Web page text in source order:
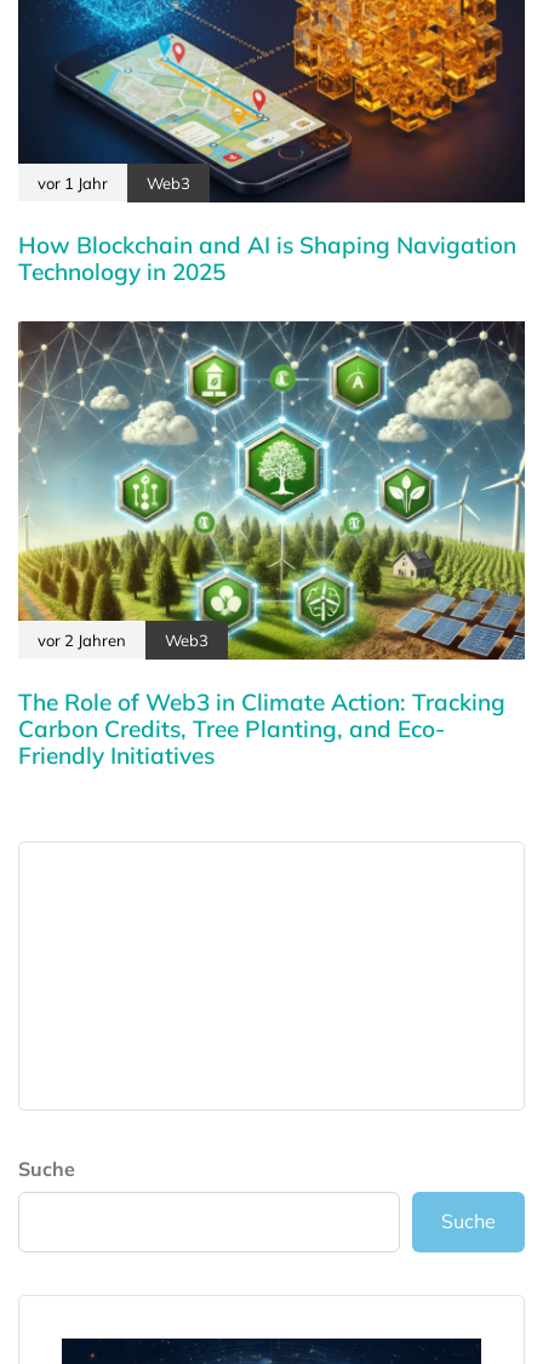
vor 1 Jahr Web3
How Blockchain and AI is Shaping Navigation
Technology in 2025
vor 2 Jahren Web3
The Role of Web3 in Climate Action: Tracking
Carbon Credits, Tree Planting, and Eco-
Friendly Initiatives
Suche
Suche